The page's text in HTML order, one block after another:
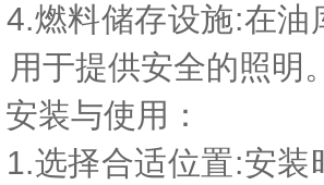
料储存设施:在油
用于提供安全的照明
与使用：
择合适位置:安装